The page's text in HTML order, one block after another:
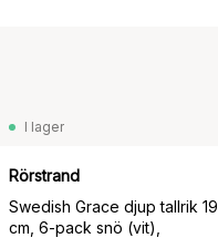
I lager
Rörstrand
Swedish Grace djup tallrik 19
cm, 6-pack snö (vit),